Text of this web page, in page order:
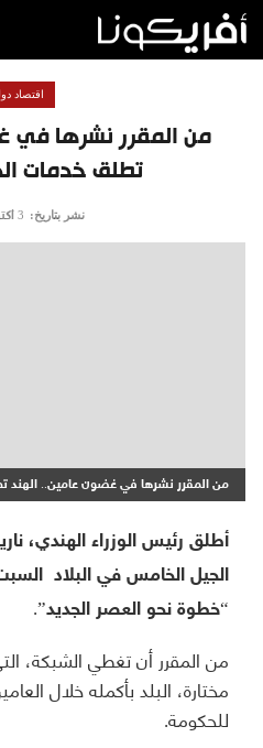
من المقرر نشرها في
تطلق خدمات
اقتصاد
نشر بتاريخ: 3 أكتوبر 2022
من المقرر نشرها في غضون عامين.. الهند
أطلق رئيس الوزراء الهندي،
الجيل الخامس في البلاد
“خطوة نحو العصر الجديد”.
من المقرر أن تغطي الشبكة،
مختارة، البلد بأكمله خلال
للحكومة.